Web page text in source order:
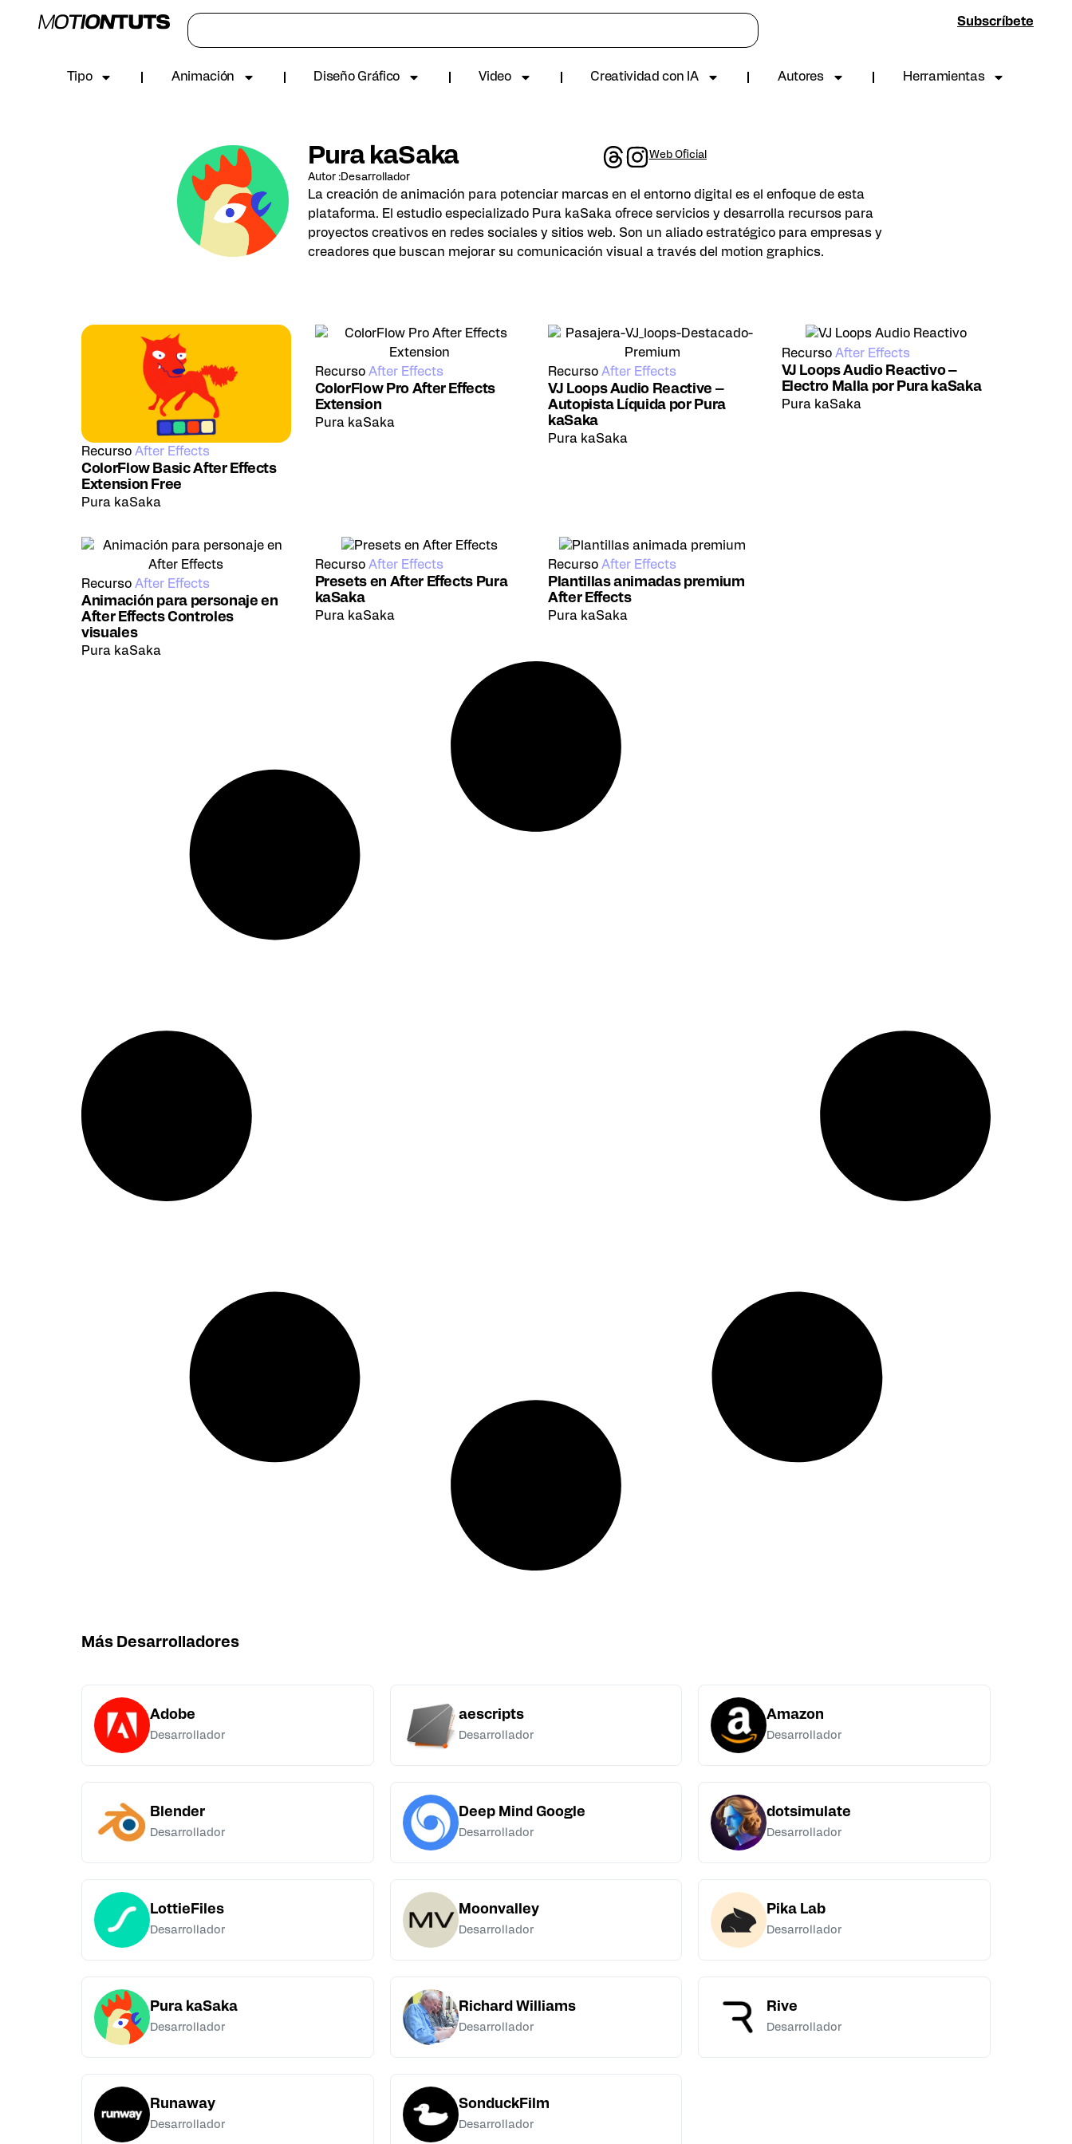
Subscríbete
Tipo Animación Diseño Gráfico Video Creatividad con IA Autores Herramientas
Pura kaSaka
Autor:Desarrollador
Web Oficial
La creación de animación para potenciar marcas en el entorno digital es el enfoque de esta
plataforma. El estudio especializado Pura kaSaka ofrece servicios y desarrolla recursos para
proyectos creativos en redes sociales y sitios web. Son un aliado estratégico para empresas y
creadores que buscan mejorar su comunicación visual a través del motion graphics.
Recurso After Effects
ColorFlow Basic After Effects
Extension Free
Pura kaSaka
Recurso After Effects
ColorFlow Pro After Effects
Extension
Pura kaSaka
Recurso After Effects
VJ Loops Audio Reactive –
Autopista Líquida por Pura
kaSaka
Pura kaSaka
Recurso After Effects
VJ Loops Audio Reactivo –
Electro Malla por Pura kaSaka
Pura kaSaka
Recurso After Effects
Animación para personaje en
After Effects Controles
visuales
Pura kaSaka
Recurso After Effects
Presets en After Effects Pura
kaSaka
Pura kaSaka
Recurso After Effects
Plantillas animadas premium
After Effects
Pura kaSaka
Más Desarrolladores
Adobe
Desarrollador
aescripts
Desarrollador
Amazon
Desarrollador
Blender
Desarrollador
Deep Mind Google
Desarrollador
dotsimulate
Desarrollador
LottieFiles
Desarrollador
Moonvalley
Desarrollador
Pika Lab
Desarrollador
Pura kaSaka
Desarrollador
Richard Williams
Desarrollador
Rive
Desarrollador
Runaway
Desarrollador
SonduckFilm
Desarrollador